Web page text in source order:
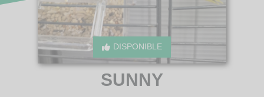
DISPONIBLE
SUNNY